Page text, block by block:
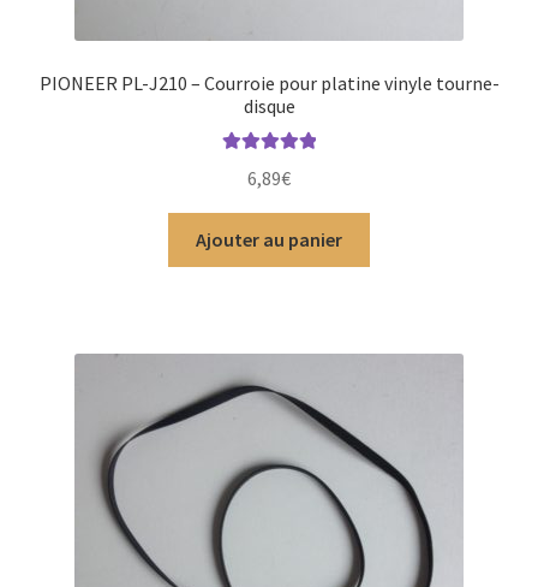
PIONEER PL-J210 – Courroie pour platine vinyle tourne-
disque
6,89€
Ajouter au panier